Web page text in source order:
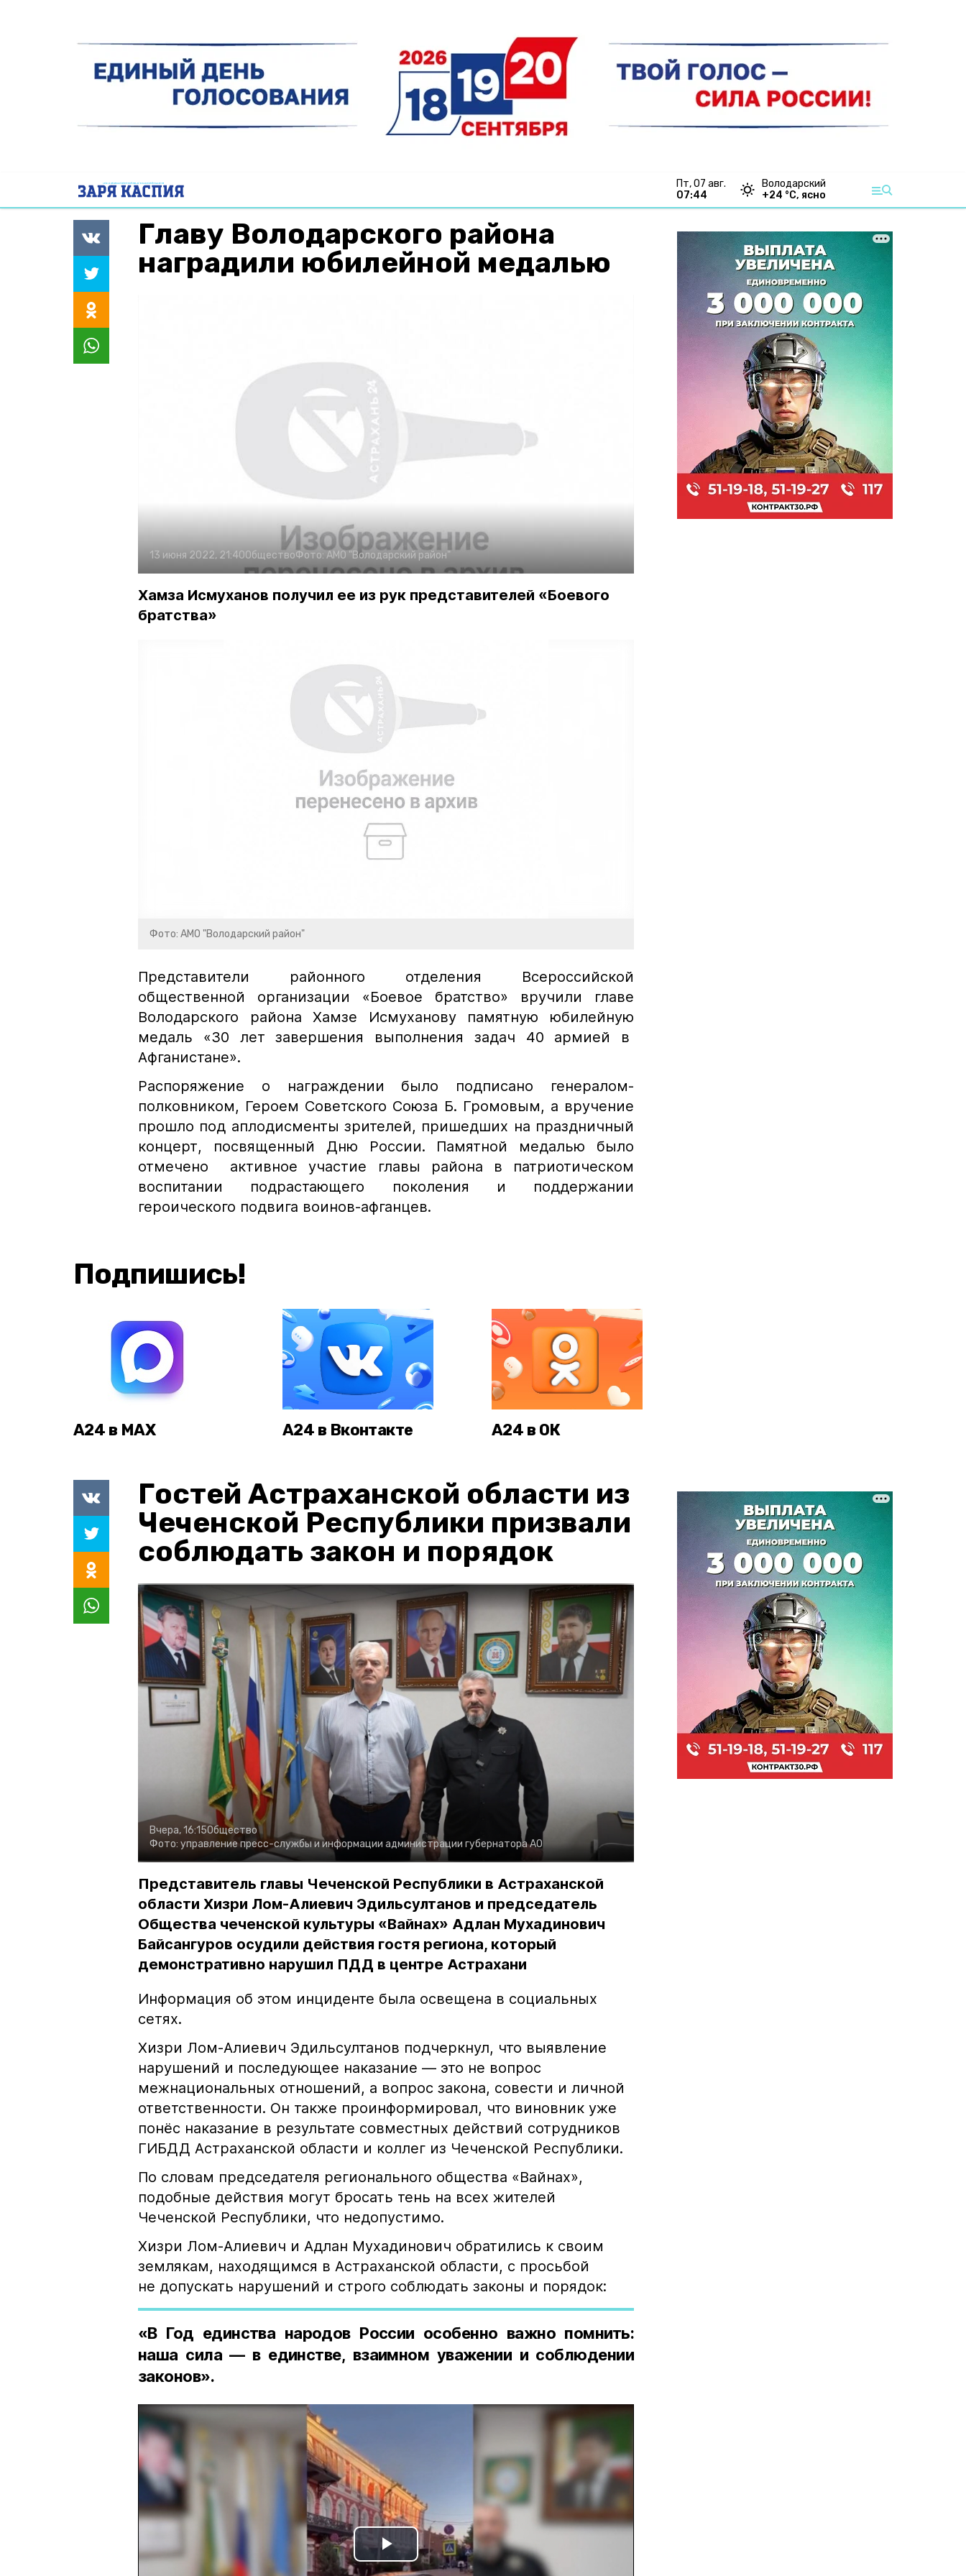
пт, 07 авг.
07:44
Володарский
+24 °С, ясно
Главу Володарского района
наградили юбилейной медалью
13 июня 2022, 21:40ОбществоФото: АМО "Володарский район"
Хамза Исмуханов получил ее из рук представителей «Боевого
братства»
Фото: АМО "Володарский район"
Представители районного отделения Всероссийской
общественной организации «Боевое братство» вручили главе
Володарского района Хамзе Исмуханову памятную юбилейную
медаль «30 лет завершения выполнения задач 40 армией в
Афганистане».
Распоряжение о награждении было подписано генералом-
полковником, Героем Советского Союза Б. Громовым, а вручение
прошло под аплодисменты зрителей, пришедших на праздничный
концерт, посвященный Дню России. Памятной медалью было
отмечено активное участие главы района в патриотическом
воспитании подрастающего поколения и поддержании
героического подвига воинов-афганцев.
Подпишись!
А24 в MAX А24 в Вконтакте А24 в ОК
Гостей Астраханской области из
Чеченской Республики призвали
соблюдать закон и порядок
Вчера, 16:15Общество
Фото: управление пресс-службы и информации администрации губернатора АО
Представитель главы Чеченской Республики в Астраханской
области Хизри Лом-Алиевич Эдильсултанов и председатель
Общества чеченской культуры «Вайнах» Адлан Мухадинович
Байсангуров осудили действия гостя региона, который
демонстративно нарушил ПДД в центре Астрахани
Информация об этом инциденте была освещена в социальных
сетях.
Хизри Лом-Алиевич Эдильсултанов подчеркнул, что выявление
нарушений и последующее наказание — это не вопрос
межнациональных отношений, а вопрос закона, совести и личной
ответственности. Он также проинформировал, что виновник уже
понёс наказание в результате совместных действий сотрудников
ГИБДД Астраханской области и коллег из Чеченской Республики.
По словам председателя регионального общества «Вайнах»,
подобные действия могут бросать тень на всех жителей
Чеченской Республики, что недопустимо.
Хизри Лом-Алиевич и Адлан Мухадинович обратились к своим
землякам, находящимся в Астраханской области, с просьбой
не допускать нарушений и строго соблюдать законы и порядок:
«В Год единства народов России особенно важно помнить:
наша сила — в единстве, взаимном уважении и соблюдении
законов».
Play